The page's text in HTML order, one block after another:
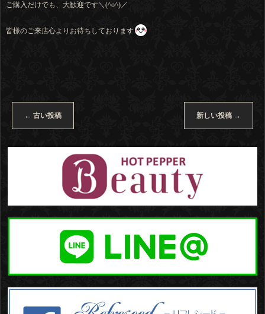
ご購入だけでも、大歓迎です＼(^o^)／
皆様のご来店心よりお待ちしております
← 古い投稿 新しい投稿 →